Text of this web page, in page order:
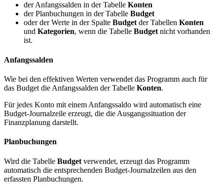
der Anfangssalden in der Tabelle Konten
der Planbuchungen in der Tabelle Budget
oder der Werte in der Spalte Budgetder Tabellen Konten
und Kategorien, wenn die Tabelle Budgetnicht vorhanden
ist.
Anfangssalden
Wie bei den effektiven Werten verwendet das Programm auch für
das Budget die Anfangssalden der Tabelle Konten.
Für jedes Konto mit einem Anfangssaldo wird automatisch eine
Budget-Journalzeile erzeugt, die die Ausgangssituation der
Finanzplanung darstellt.
Planbuchungen
Wird die Tabelle Budget verwendet, erzeugt das Programm
automatisch die entsprechenden Budget-Journalzeilen aus den
erfassten Planbuchungen.